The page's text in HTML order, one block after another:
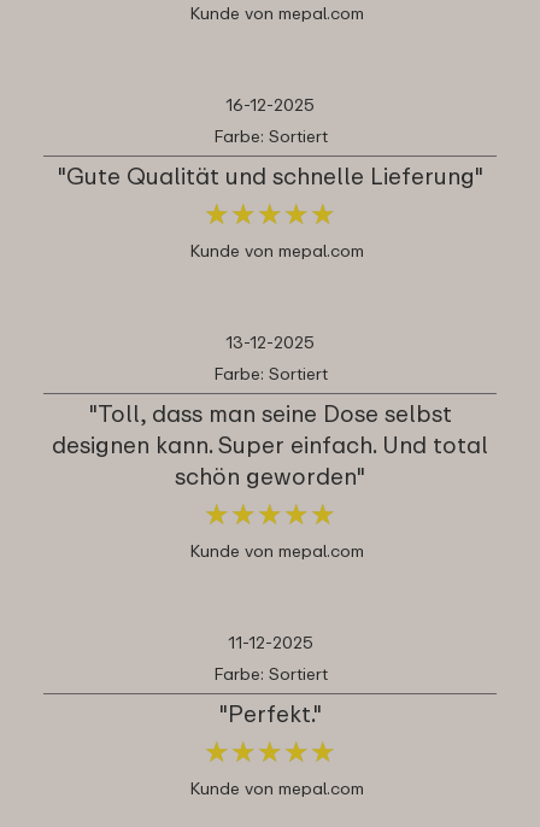
Kunde von mepal.com
16-12-2025
Farbe: Sortiert
"Gute Qualität und schnelle Lieferung"
★★★★★
★★★★★
Kunde von mepal.com
13-12-2025
Farbe: Sortiert
"Toll, dass man seine Dose selbst
designen kann. Super einfach. Und total
schön geworden"
★★★★★
★★★★★
Kunde von mepal.com
11-12-2025
Farbe: Sortiert
"Perfekt."
★★★★★
★★★★★
Kunde von mepal.com